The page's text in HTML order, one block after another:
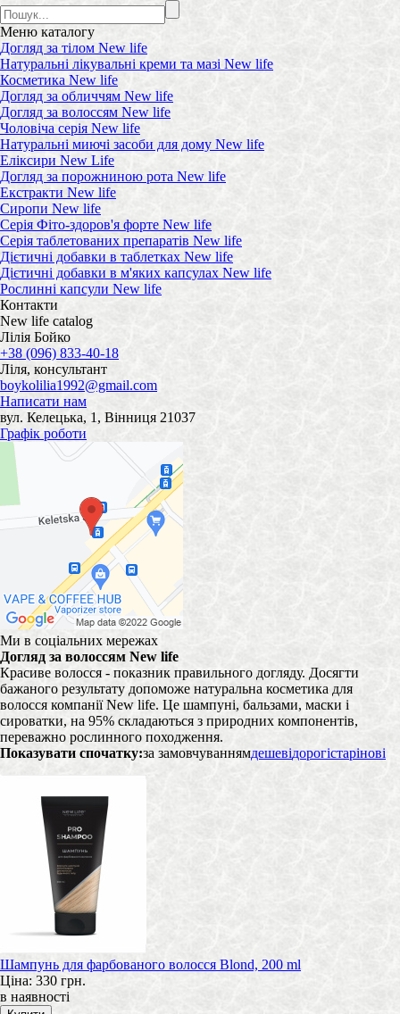
Меню каталогу
Догляд за тілом New life
Натуральні лікувальні креми та мазі New life
Косметика New life
Догляд за обличчям New life
Догляд за волоссям New life
Чоловіча серія New life
Натуральні миючі засоби для дому New life
Еліксири New Life
Догляд за порожниною рота New life
Екстракти New life
Сиропи New life
Серія Фіто-здоров'я форте New life
Серія таблетованих препаратів New life
Дієтичні добавки в таблетках New life
Дієтичні добавки в м'яких капсулах New life
Рослинні капсули New life
Контакти
New life catalog
Лілія Бойко
+38 (096) 833-40-18
Ліля, консультант
boykolilia1992@gmail.com
Написати нам
вул. Келецька, 1, Вінниця 21037
Графік роботи
Ми в соціальних мережах
Догляд за волоссям New life
Красиве волосся - показник правильного догляду. Досягти
бажаного результату допоможе натуральна косметика для
волосся компанії New life. Це шампуні, бальзами, маски і
сироватки, на 95% складаються з природних компонентів,
переважно рослинного походження.
Показувати спочатку:за замовчуваннямдешевідорогістарінові
Шампунь для фарбованого волосся Blond, 200 ml
Ціна: 330 грн.
в наявності